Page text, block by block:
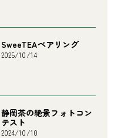
SweeTEAペアリング
2025/10/14
静岡茶の絶景フォトコン
テスト
2024/10/10